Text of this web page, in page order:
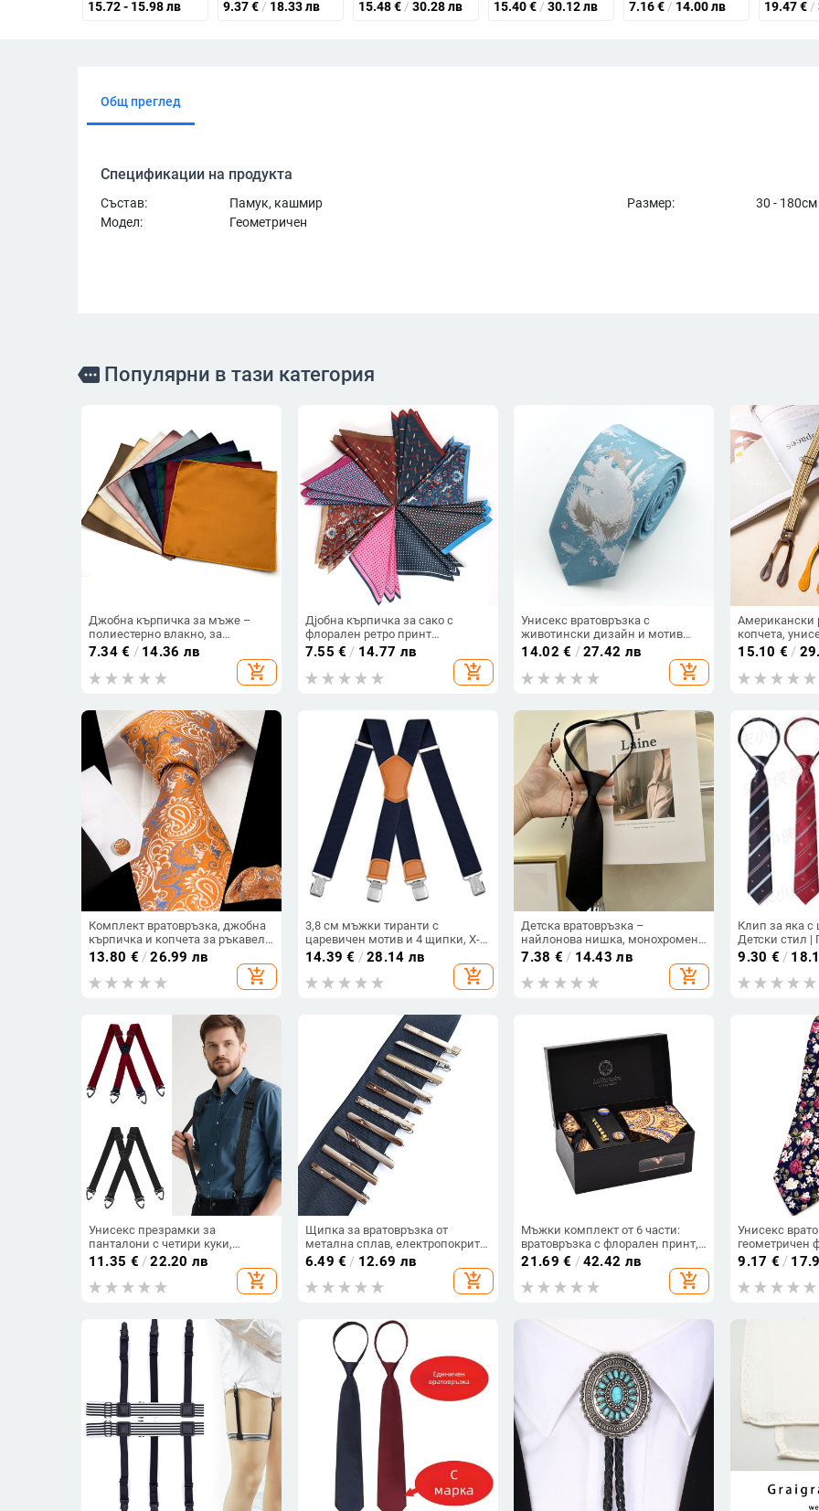
15.72 - 15.98 лв
9.37€ / 18.33 лв 15.48€ / 30.28 лв 15.40€ / 30.12 лв 7.16€ / 14.00 лв 19.47€ /
Общ преглед
Спецификации на продукта
Състав: Памук, кашмир Размер:
30 - 180см
Модел:
Геометричен
more Популярни в тази категория
Джобна кърпичка за мъже –
полиестерно влакно, за
възрастни, пролет 2024
7.34 € / 14.36 лв
add_shopping_cart
Дjобна кърпичка за сако с
флорален ретро принт
(Материал: полиестер; Принт:
флорални цветя; Стил: вечерно
облекло; Обработка: печат;
7.55 € / 14.77 лв
add_shopping_cart
Унисекс вратовръзка с
животински дизайн и мотив
цвете за яка — полиестерна
прежда, марка Poof Ding Bear
14.02 € /27.42 лв
add_shopping_cart
Американски
копчета,
кръстосани
еластичност
15.10 € /
Комплект вратовръзка, джобна
кърпичка и копчета за ръкавели
| жакард Paisley мотив |
полиестерна прежда | диаметър
копчета 1.5 cm
13.80 € /26.99 лв
add_shopping_cart
3,8 см мъжки тиранти с
царевичен мотив и 4 щипки, X-
образни, унисекс регулируеми
тиранти за работно облекло
14.39 € /28.14 лв
add_shopping_cart
Детска вратовръзка –
найлонова нишка, монохромен
ромбов модел, стрелковиден
стил, декоративно цветче за яка
7.38 € / 14.43 лв
add_shopping_cart
Клип за яка с
Детски стил |
Zhejiang
9.30 € /
Унисекс презрамки за
панталони с четири куки,
еластични презрамки за бизнес
панталони, регулиеми 3,5×120
cm
11.35 € /22.20 лв
add_shopping_cart
Щипка за вратовръзка от
метална сплав, електропокрита,
буквен мотив, мъжки аксесоар
6.49 € / 12.69 лв
add_shopping_cart
Мъжки комплект от 6 части:
вратовръзка с флорален принт,
жакардово тъкане, полиестер
21.69 € /42.42 лв
add_shopping_cart
Унисекс
геометричен
полиестер-
9.17 € /